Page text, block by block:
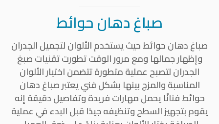
صباغ دهان حوائط
صباغ دهان حوائط حيث يستخدم الألوان لتجميل الجدران
وإظهار جمالها ومع مرور الوقت تطورت تقنيات صبغ
الجدران لتصبح عملية متطورة تتضمن اختيار الألوان
المناسبة والمزج بينها بشكل فني يعتبر صباغ دهان
حوائط فنانًا يحمل مهارات فريدة وتفاصيل دقيقة إنه
يقوم بتجهيز السطح وتنظيفه جيدًا قبل البدء في عملية